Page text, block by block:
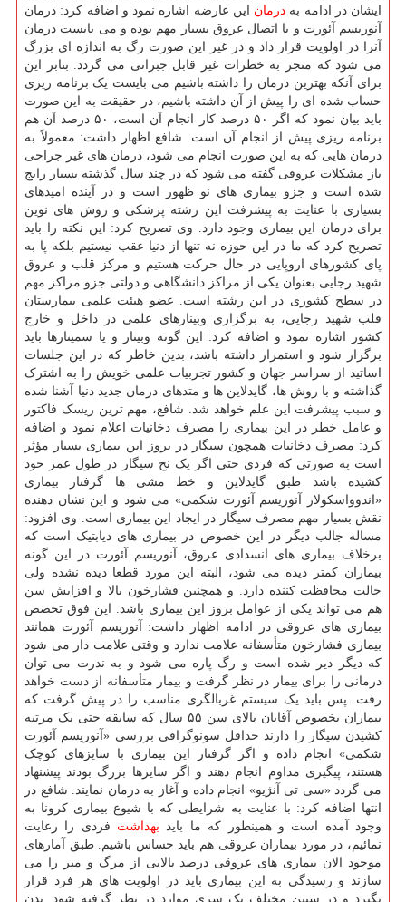
ایشان در ادامه به درمان این عارضه اشاره نمود و اضافه کرد: درمان
آنوریسم آئورت و یا اتصال عروق بسیار مهم بوده و می بایست درمان
آنرا در اولویت قرار داد و در غیر این صورت رگ به اندازه ای بزرگ
می شود که منجر به خطرات غیر قابل جبرانی می گردد. بنابر این
برای آنکه بهترین درمان را داشته باشیم می بایست یک برنامه ریزی
حساب شده ای را پیش از آن داشته باشیم، در حقیقت به این صورت
باید بیان نمود که اگر ۵۰ درصد کار انجام آن است، ۵۰ درصد آن هم
برنامه ریزی پیش از انجام آن است. شافع اظهار داشت: معمولاً به
درمان هایی که به این صورت انجام می شود، درمان های غیر جراحی
باز مشکلات عروقی گفته می شود که در چند سال گذشته بسیار رایج
شده است و جزو بیماری های نو ظهور است و در آینده امیدهای
بسیاری با عنایت به پیشرفت این رشته پزشکی و روش های نوین
برای درمان این بیماری وجود دارد. وی تصریح کرد: این نکته را باید
تصریح کرد که ما در این حوزه نه تنها از دنیا عقب نیستیم بلکه پا به
پای کشورهای اروپایی در حال حرکت هستیم و مرکز قلب و عروق
شهید رجایی بعنوان یکی از مراکز دانشگاهی و دولتی جزو مراکز مهم
در سطح کشوری در این رشته است. عضو هیئت علمی بیمارستان
قلب شهید رجایی، به برگزاری وبینارهای علمی در داخل و خارج
کشور اشاره نمود و اضافه کرد: این گونه وبینار و یا سمینارها باید
برگزار شود و استمرار داشته باشد، بدین خاطر که در این جلسات
اساتید از سراسر جهان و کشور تجربیات علمی خویش را به اشترک
گذاشته و با روش ها، گایدلاین ها و متدهای درمان جدید دنیا آشنا شده
و سبب پیشرفت این علم خواهد شد. شافع، مهم ترین ریسک فاکتور
و عامل خطر در این بیماری را مصرف دخانیات اعلام نمود و اضافه
کرد: مصرف دخانیات همچون سیگار در بروز این بیماری بسیار مؤثر
است به صورتی که فردی حتی اگر یک نخ سیگار در طول عمر خود
کشیده باشد طبق گایدلاین و خط مشی ها گرفتار بیماری
«اندوواسکولار آنوریسم آئورت شکمی» می شود و این نشان دهنده
نقش بسیار مهم مصرف سیگار در ایجاد این بیماری است. وی افزود:
مساله جالب دیگر در این خصوص در بیماری های دیابتیک است که
برخلاف بیماری های انسدادی عروق، آنوریسم آئورت در این گونه
بیماران کمتر دیده می شود، البته این مورد قطعا دیده نشده ولی
حالت محافظت کننده دارد. و همچنین فشارخون بالا و افزایش سن
هم می تواند یکی از عوامل بروز این بیماری باشد. این فوق تخصص
بیماری های عروقی در ادامه اظهار داشت: آنوریسم آئورت همانند
بیماری فشارخون متأسفانه علامت ندارد و وقتی علامت دار می شود
که دیگر دیر شده است و رگ پاره می شود و به ندرت می توان
درمانی را برای بیمار در نظر گرفت و بیمار متأسفانه از دست خواهد
رفت. پس باید یک سیستم غربالگری مناسب را در پیش گرفت که
بیماران بخصوص آقایان بالای سن ۵۵ سال که سابقه حتی یک مرتبه
کشیدن سیگار را دارند حداقل سونوگرافی بررسی «آنوریسم آئورت
شکمی» انجام داده و اگر گرفتار این بیماری با سایزهای کوچک
هستند، پیگیری مداوم انجام دهند و اگر سایزها بزرگ بودند پیشنهاد
می گردد «سی تی آنژیو» انجام داده و آغاز به درمان نمایند. شافع در
انتها اضافه کرد: با عنایت به شرایطی که با شیوع بیماری کرونا به
وجود آمده است و همینطور که ما باید بهداشت فردی را رعایت
نمائیم، در مورد بیماران عروقی هم باید حساس باشیم. طبق آمارهای
موجود الان بیماری های عروقی درصد بالایی از مرگ و میر را می
سازند و رسیدگی به این بیماری باید در اولویت های هر فرد قرار
بگیرد و در سنین مختلف یک سری موارد در نظر گرفته شود. بدن